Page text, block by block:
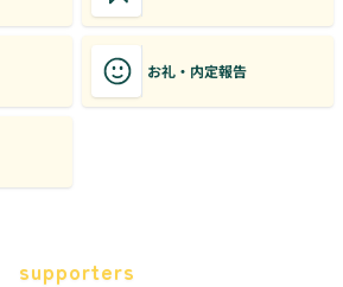
お礼・内定報告
supporters